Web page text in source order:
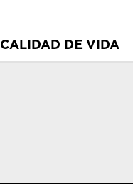
CALIDAD DE VIDA